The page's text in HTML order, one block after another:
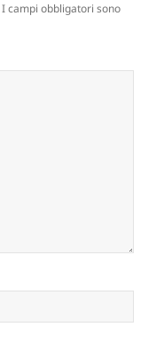
I campi obbligatori sono